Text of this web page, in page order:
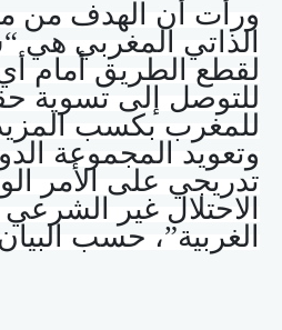
ورأت أن الهدف من
الذاتي المغربي هي
لقطع الطريق أمام
للتوصل إلى تسوية
للمغرب بكسب
وتعويد المجموعة
تدريجي على الأمر
الاحتلال غير
الغربية”، حسب البيان